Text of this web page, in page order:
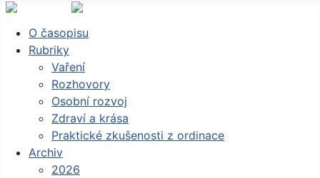
O časopisu
Rubriky
Vaření
Rozhovory
Osobní rozvoj
Zdraví a krása
Praktické zkušenosti z ordinace
Archiv
2026